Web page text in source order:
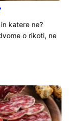
katere ne?
o rikoti, ne